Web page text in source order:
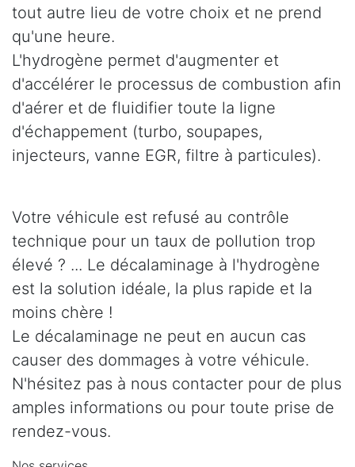
tout autre lieu de votre choix et ne prend
qu'une heure.
L'hydrogène permet d'augmenter et
d'accélérer le processus de combustion afin
d'aérer et de fluidifier toute la ligne
d'échappement (turbo, soupapes,
injecteurs, vanne EGR, filtre à particules).
Votre véhicule est refusé au contrôle
technique pour un taux de pollution trop
élevé ? ... Le décalaminage à l'hydrogène
est la solution idéale, la plus rapide et la
moins chère !
Le décalaminage ne peut en aucun cas
causer des dommages à votre véhicule.
N'hésitez pas à nous contacter pour de plus
amples informations ou pour toute prise de
rendez-vous.